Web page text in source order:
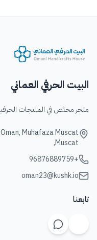
البيت الحرفي العماني
متجر مختص في المنتجات
Muscat,
+96876889759
oman23@kushk.io
تابعنا